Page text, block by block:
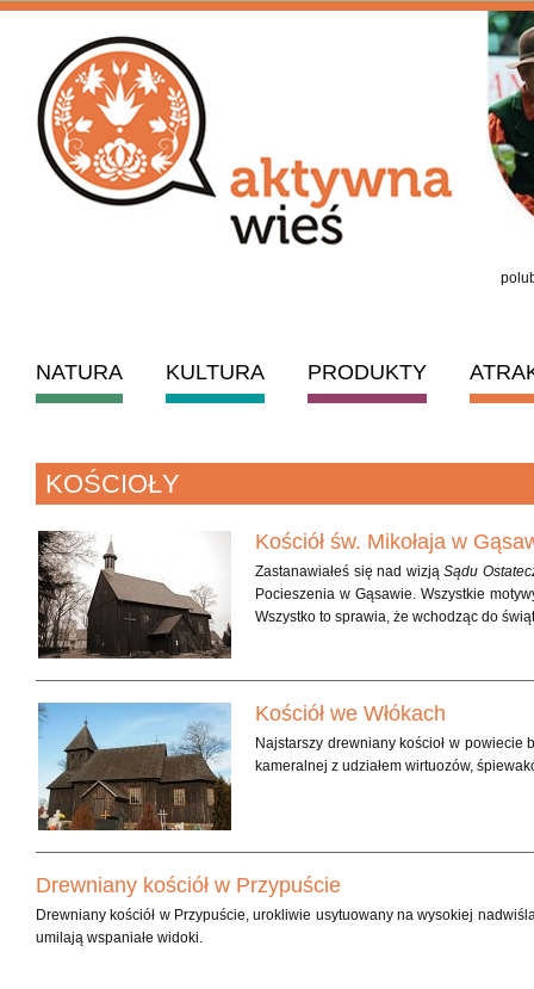
NATURA KULTURA PRODUKTY
KOŚCIOŁY
Kościół św. Mikołaja w
Zastanawiałeś się nad wizjąSądu
Pocieszenia w Gąsawie. Wszystkie
Wszystko to sprawia, że wchodząc do
Kościół we Włókach
Najstarszy drewniany kościoł w
kameralnej z udziałem wirtuozów,
Drewniany kościół w Przypuście
Drewniany kościół w Przypuście, urokliwie usytuowany na wysokiej
umilają wspaniałe widoki.